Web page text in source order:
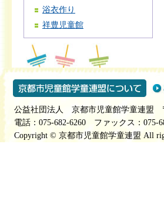
浴衣作り
祥豊児童館
公益社団法人 京都市児童館学童連盟
電話：075-682-6260 ファックス：075-
Copyright © 京都市児童館学童連盟 All